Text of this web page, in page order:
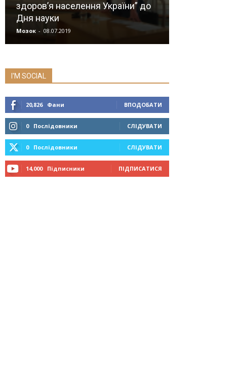
здоров’я населення України” до
Дня науки
Мозок - 08.07.2019
I'M SOCIAL
20,826 Фани ВПОДОБАТИ
0 Послідовники СЛІДУВАТИ
0 Послідовники СЛІДУВАТИ
14,000 Підписники ПІДПИСАТИСЯ